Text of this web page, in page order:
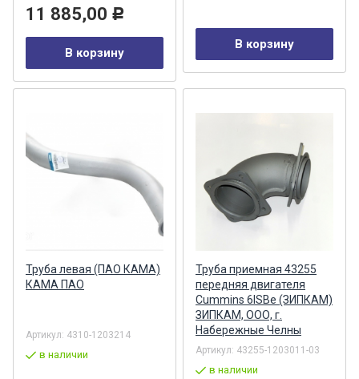
11 885,00 Р
В корзину
В корзину
Труба левая (ПАО КАМА)
КАМА ПАО
Артикул: 4310-1203214
в наличии
Труба приемная 43255
передняя двигателя
Cummins 6ISBe (ЗИПКАМ)
ЗИПКАМ, ООО, г.
Набережные Челны
Артикул: 43255-1203011-03
в наличии